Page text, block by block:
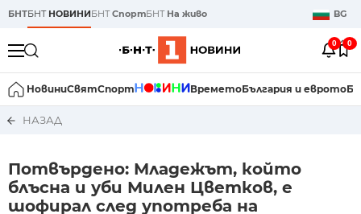
БНТБНТ НОВИНИБНТСпортБНТ На живо BG
0 0
НовиниСвятСпорт ВреметоБългария и еврото
НАЗАД
Потвърдено: Младежът, който
блъсна и уби Милен Цветков, е
шофирал след употреба на